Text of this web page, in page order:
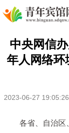
中央网信
年人网络环
2023-06-27 19:05:26
各省、自治区